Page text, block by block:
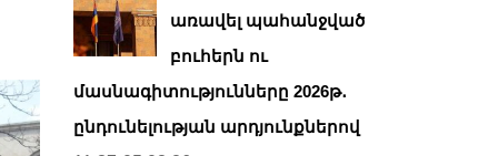
առավել պահանջված
բուհերն ու
մասնագիտությունները 2026թ․
ընդունելության արդյունքներով